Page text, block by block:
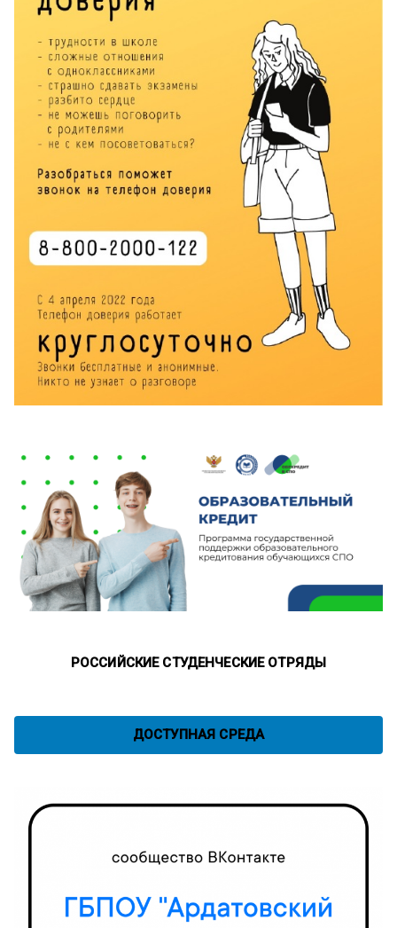
РОССИЙСКИЕ СТУДЕНЧЕСКИЕ ОТРЯДЫ
ДОСТУПНАЯ СРЕДА